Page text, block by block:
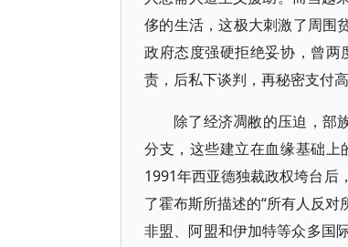
侈的生活，这极大刺激了周围
政府态度强硬拒绝妥协，曾
责，后私下谈判，再秘密支付
除了经济凋敝的压迫，部
分支，这些建立在血缘基础上
1991年西亚德独裁政权垮台后
了霍布斯所描述的“所有人反对
非盟、阿盟和伊加特等众多国